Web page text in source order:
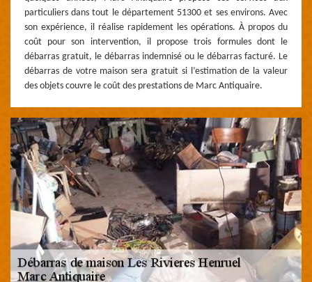
particuliers dans tout le département 51300 et ses environs. Avec
son expérience, il réalise rapidement les opérations. À propos du
coût pour son intervention, il propose trois formules dont le
débarras gratuit, le débarras indemnisé ou le débarras facturé. Le
débarras de votre maison sera gratuit si l’estimation de la valeur
des objets couvre le coût des prestations de Marc Antiquaire.